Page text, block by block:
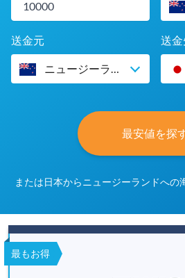
送金元
ニュージーランド
送
最安値を探
または日本からニュージーランドへの
最もお得